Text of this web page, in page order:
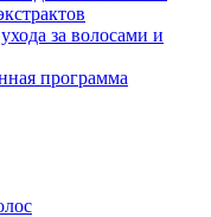
за волосами и
программа